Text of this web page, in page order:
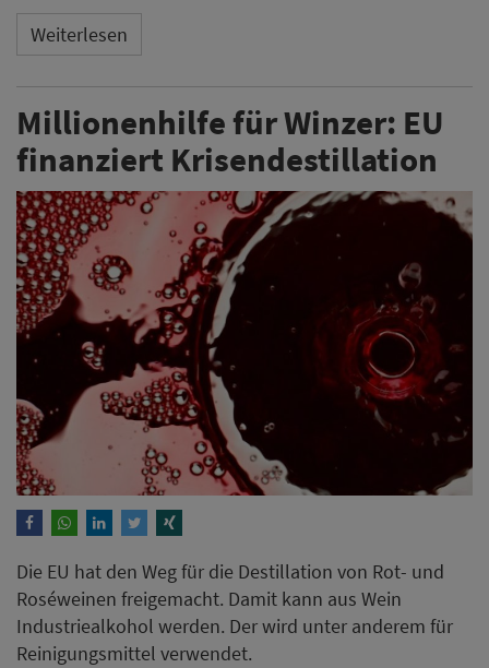
Weiterlesen
Millionenhilfe für Winzer: EU
finanziert Krisendestillation
Die EU hat den Weg für die Destillation von Rot- und
Roséweinen freigemacht. Damit kann aus Wein
Industriealkohol werden. Der wird unter anderem für
Reinigungsmittel verwendet.